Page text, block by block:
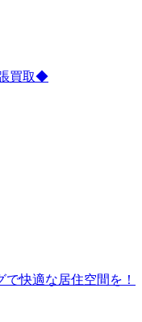
買取◆
快適な居住空間を！